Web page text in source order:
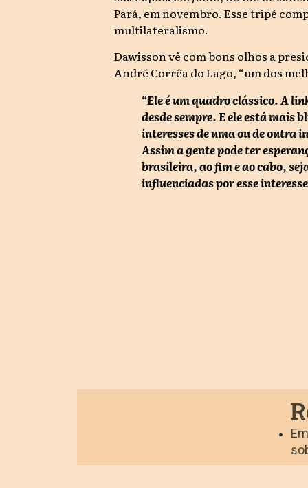
Pará, em novembro. Esse tripé
multilateralismo.
Dawisson vê com bons olhos a
André Corrêa do Lago, “um dos
“Ele é um quadro clássico. A
desde sempre. E ele está mais
interesses de uma ou de outra
Assim a gente pode ter
brasileira, ao fim e ao cabo,
influenciadas por esse